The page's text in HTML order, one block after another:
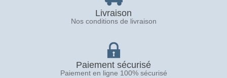
Livraison
Nos conditions de livraison
Paiement sécurisé
Paiement en ligne 100% sécurisé